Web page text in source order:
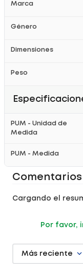
Marca
Género
Dimensiones
Peso
PUM - Unidad de
Medida
PUM - Medida
Comentarios
Cargando el
Por favor,
Más reciente